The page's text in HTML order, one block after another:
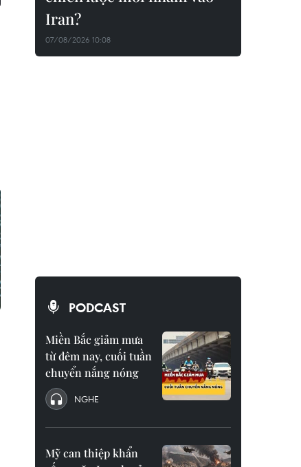
Iran?
07/08/2026 10:08
PODCAST
Miền Bắc giảm mưa
từ đêm nay, cuối tuần
chuyển nắng nóng
NGHE
Mỹ can thiệp khẩn